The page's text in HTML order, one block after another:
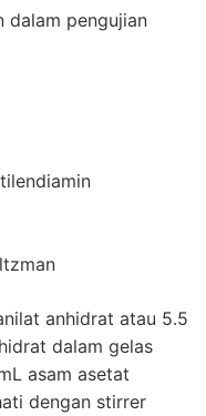
dalam pengujian
anhidrat atau 5.5
dalam gelas
asam asetat
dengan stirrer